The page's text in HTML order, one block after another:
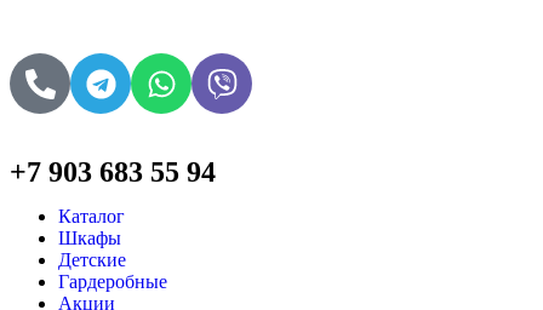
+7 903 683 55 94
Каталог
Шкафы
Детские
Гардеробные
Акции